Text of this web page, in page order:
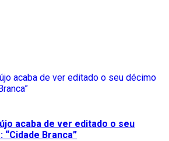
acaba de ver editado o seu
Branca”